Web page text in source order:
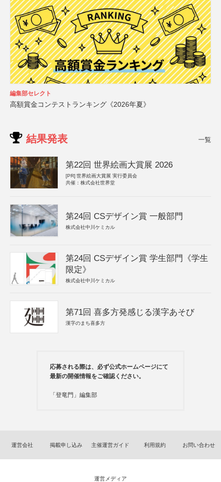
編集部セレクト
高額賞金コンテストランキング《2026年夏》
結果発表 一覧
第22回 世界絵画大賞展 2026
[PR] 世界絵画大賞展 実行委員会
共催：株式会社世界堂
第24回 CSデザイン賞 一般部門
株式会社中川ケミカル
第24回 CSデザイン賞 学生部門《学生
限定》
株式会社中川ケミカル
第71回 喜多方発感じる漢字あそび
漢字のまち喜多方
応募される際は、必ず公式ホームページにて
最新の開催情報をご確認ください。
「登竜門」編集部
運営会社 掲載申し込み 主催運営ガイド 利用規約 お問い合わせ
運営メディア